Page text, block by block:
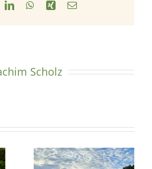
LinkedInWhatsApp
Xing E-
Scholz